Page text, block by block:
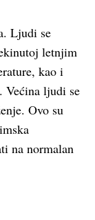
Ljudi se
letnjim
kao i
Većina ljudi se
Ovo su
na normalan